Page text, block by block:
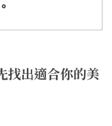
找出適合你的美